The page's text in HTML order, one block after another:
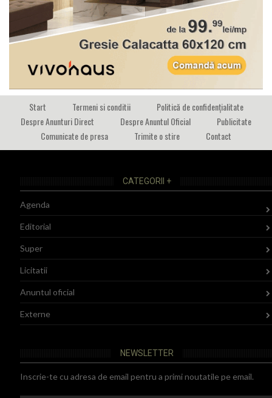
Start Termeni si conditii
Politică de confidențialitate
Despre Anunturi Direct
Despre Anuntul Oficial
Publicitate
Comunicate de presa
Trimite o stire Contact
CATEGORII +
Agenda
Editorial
Super
Licitatii
Anuntul oficial
Externe
NEWSLETTER
Inscrie-te cu adresa de email pentru a primi noutatile pe email.